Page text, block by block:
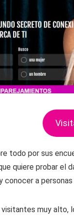
todo por sus
quiere probar el
conocer a
muy